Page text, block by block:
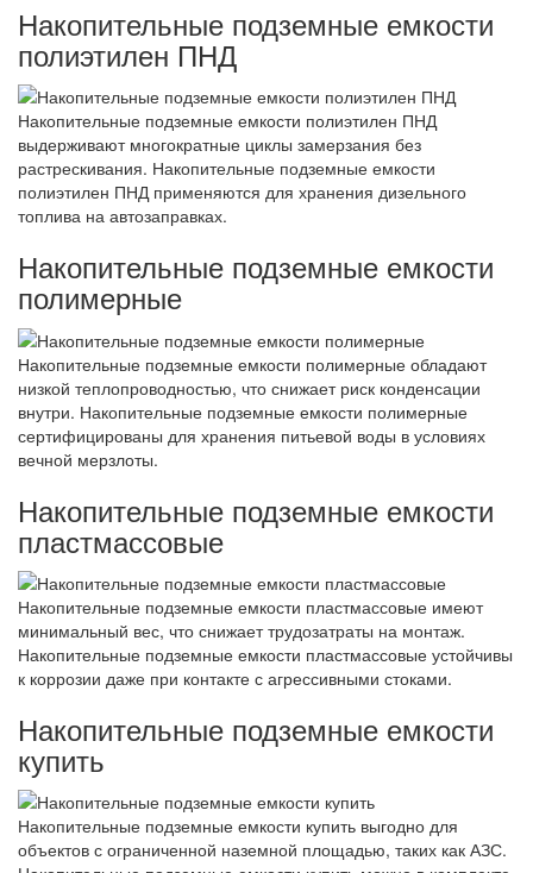
Накопительные подземные емкости
полиэтилен ПНД
Накопительные подземные емкости полиэтилен ПНД
выдерживают многократные циклы замерзания без
растрескивания. Накопительные подземные емкости
полиэтилен ПНД применяются для хранения дизельного
топлива на автозаправках.
Накопительные подземные емкости
полимерные
Накопительные подземные емкости полимерные обладают
низкой теплопроводностью, что снижает риск конденсации
внутри. Накопительные подземные емкости полимерные
сертифицированы для хранения питьевой воды в условиях
вечной мерзлоты.
Накопительные подземные емкости
пластмассовые
Накопительные подземные емкости пластмассовые имеют
минимальный вес, что снижает трудозатраты на монтаж.
Накопительные подземные емкости пластмассовые устойчивы
к коррозии даже при контакте с агрессивными стоками.
Накопительные подземные емкости
купить
Накопительные подземные емкости купить выгодно для
объектов с ограниченной наземной площадью, таких как АЗС.